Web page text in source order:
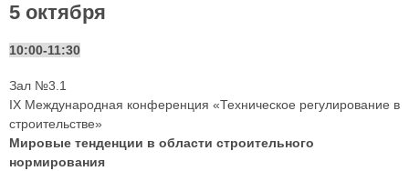
5 октября
10:00-11:30
Зал №3.1
IX Международная конференция «Техническое регулирование в
строительстве»
Мировые тенденции в области строительного
нормирования